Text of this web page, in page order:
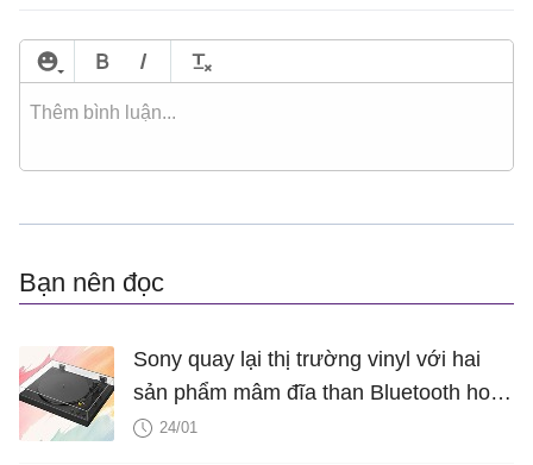
Bạn nên đọc
Sony quay lại thị trường vinyl với hai
sản phẩm mâm đĩa than Bluetooth hoàn
toàn mới
24/01